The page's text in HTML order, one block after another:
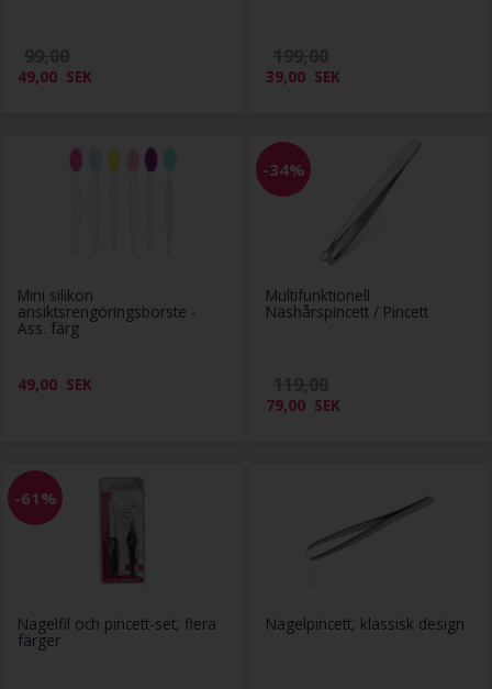
49,00 SEK 39,00 SEK
Mini silikon
ansiktsrengöringsborste -
Ass. färg
49,00 SEK
-34%
Multifunktionell
Näshårspincett / Pincett
79,00 SEK
-61%
Nagelfil och pincett-set, flera
färger
Nagelpincett, klassisk design